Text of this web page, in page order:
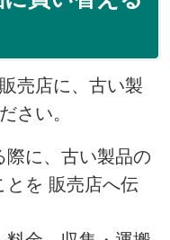
売店に、古い製
さい。
際に、古い製品の
とを 販売店へ伝